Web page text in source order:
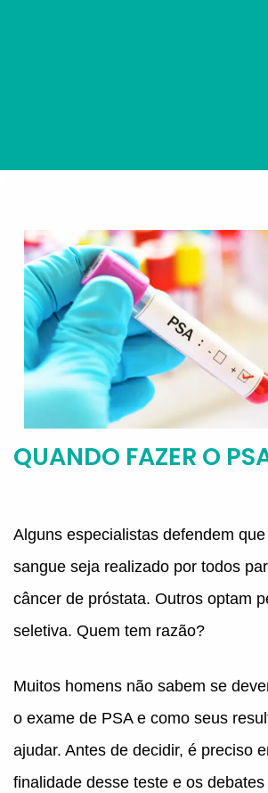
QUANDO FAZER O
Alguns especialistas defendem
sangue seja realizado por todos
câncer de próstata. Outros optam
seletiva. Quem tem razão?
Muitos homens não sabem se
o exame de PSA e como seus
ajudar. Antes de decidir, é preciso
finalidade desse teste e os